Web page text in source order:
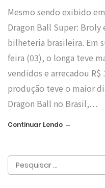
Mesmo sendo exibido
Dragon Ball Super:
bilheteria brasileira. Em
feira (03), o longa teve
vendidos e arrecadou R$
produção teve o maior
Dragon Ball no Brasil,…
Continuar Lendo →